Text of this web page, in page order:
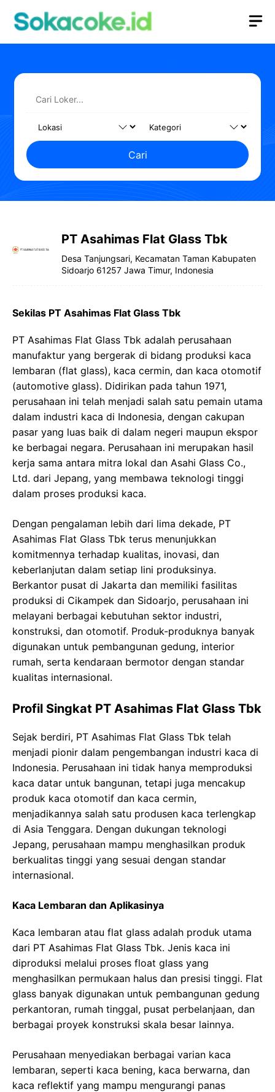
Cari
PT Asahimas Flat Glass Tbk
Desa Tanjungsari, Kecamatan Taman Kabupaten
Sidoarjo 61257 Jawa Timur, Indonesia
Sekilas PT Asahimas Flat Glass Tbk
PT Asahimas Flat Glass Tbk adalah perusahaan
manufaktur yang bergerak di bidang produksi kaca
lembaran (flat glass), kaca cermin, dan kaca otomotif
(automotive glass). Didirikan pada tahun 1971,
perusahaan ini telah menjadi salah satu pemain utama
dalam industri kaca di Indonesia, dengan cakupan
pasar yang luas baik di dalam negeri maupun ekspor
ke berbagai negara. Perusahaan ini merupakan hasil
kerja sama antara mitra lokal dan Asahi Glass Co.,
Ltd. dari Jepang, yang membawa teknologi tinggi
dalam proses produksi kaca.
Dengan pengalaman lebih dari lima dekade, PT
Asahimas Flat Glass Tbk terus menunjukkan
komitmennya terhadap kualitas, inovasi, dan
keberlanjutan dalam setiap lini produksinya.
Berkantor pusat di Jakarta dan memiliki fasilitas
produksi di Cikampek dan Sidoarjo, perusahaan ini
melayani berbagai kebutuhan sektor industri,
konstruksi, dan otomotif. Produk-produknya banyak
digunakan untuk pembangunan gedung, interior
rumah, serta kendaraan bermotor dengan standar
kualitas internasional.
Profil Singkat PT Asahimas Flat Glass Tbk
Sejak berdiri, PT Asahimas Flat Glass Tbk telah
menjadi pionir dalam pengembangan industri kaca di
Indonesia. Perusahaan ini tidak hanya memproduksi
kaca datar untuk bangunan, tetapi juga mencakup
produk kaca otomotif dan kaca cermin,
menjadikannya salah satu produsen kaca terlengkap
di Asia Tenggara. Dengan dukungan teknologi
Jepang, perusahaan mampu menghasilkan produk
berkualitas tinggi yang sesuai dengan standar
internasional.
Kaca Lembaran dan Aplikasinya
Kaca lembaran atau flat glass adalah produk utama
dari PT Asahimas Flat Glass Tbk. Jenis kaca ini
diproduksi melalui proses float glass yang
menghasilkan permukaan halus dan presisi tinggi. Flat
glass banyak digunakan untuk pembangunan gedung
perkantoran, rumah tinggal, pusat perbelanjaan, dan
berbagai proyek konstruksi skala besar lainnya.
Perusahaan menyediakan berbagai varian kaca
lembaran, seperti kaca bening, kaca berwarna, dan
kaca reflektif yang mampu mengurangi panas